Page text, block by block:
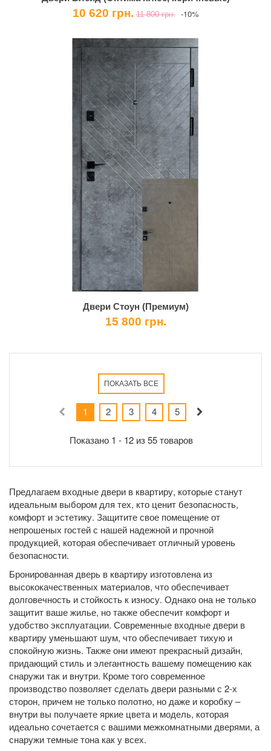
10 620 грн. 11 800 грн. -10%
Двери Стоун (Премиум)
15 800 грн.
ПОКАЗАТЬ ВСЕ
1 2 3 4 5
Показано 1 - 12 из 55 товаров
Предлагаем входные двери в квартиру, которые станут
идеальным выбором для тех, кто ценит безопасность,
комфорт и эстетику. Защитите свое помещение от
непрошеных гостей с нашей надежной и прочной
продукцией, которая обеспечивает отличный уровень
безопасности.
Бронированная дверь в квартиру изготовлена из
высококачественных материалов, что обеспечивает
долговечность и стойкость к износу. Однако она не только
защитит ваше жилье, но также обеспечит комфорт и
удобство эксплуатации. Современные входные двери в
квартиру уменьшают шум, что обеспечивает тихую и
спокойную жизнь. Также они имеют прекрасный дизайн,
придающий стиль и элегантность вашему помещению как
снаружи так и внутри. Кроме того современное
производство позволяет сделать двери разными с 2-х
сторон, причем не только полотно, но даже и коробку –
внутри вы получаете яркие цвета и модель, которая
идеально сочетается с вашими межкомнатными дверями, а
снаружи темные тона как у всех.